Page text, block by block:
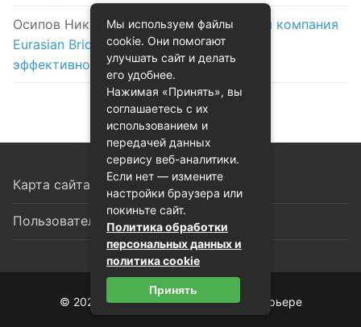
Осипов Николак записиЛогистическая компания
Eurasian Bridge в Астане: надежность и
эффективность на первом месте
Карта сайта
Пользовательское соглашение
© 2026 Декоративная лепнина в интерьере
Мы используем файлы
cookie. Они помогают
улучшать сайт и делать
его удобнее.
Нажимая «Принять», вы
соглашаетесь с их
использованием и
передачей данных
сервису веб-аналитики.
Если нет — измените
настройки браузера или
покиньте сайт.
Политика обработки
персональных данных и
политика cookie
Принять